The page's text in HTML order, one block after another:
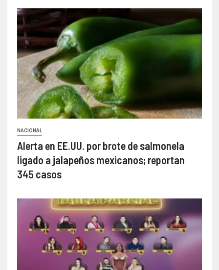
NACIONAL
Alerta en EE.UU. por brote de salmonela
ligado a jalapeños mexicanos; reportan
345 casos